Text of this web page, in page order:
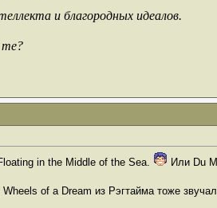
и благородных идеалов.
in the Middle of the Sea. Или Du
of a Dream из Рэгтайма тоже